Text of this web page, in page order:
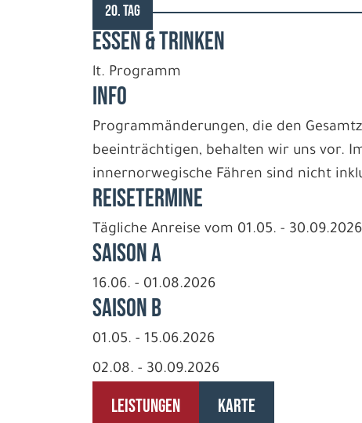
20. TAG
ESSEN & TRINKEN
lt. Programm
INFO
Programmänderungen, die den
beeinträchtigen, behalten wir uns vor.
innernorwegische Fähren sind nicht
REISETERMINE
Tägliche Anreise vom 01.05. - 30.09.2026
Saison A
16.06. - 01.08.2026
Saison B
01.05. - 15.06.2026
02.08. - 30.09.2026
LEISTUNGEN KARTE